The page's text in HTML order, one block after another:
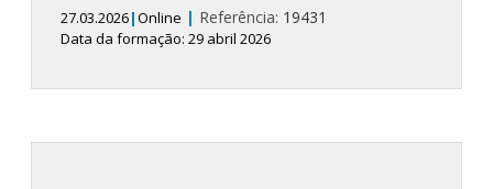
27.03.2026|Online | Referência: 19431
Data da formação: 29 abril 2026